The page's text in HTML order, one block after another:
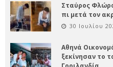
Σταύρος
πι μετά τον
30 Ιουλίου
Αθηνά
ξεκίνησαν το